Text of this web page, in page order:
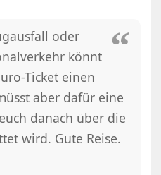
oder
könnt
Ticket einen
aber dafür eine
danach über die
wird. Gute Reise.